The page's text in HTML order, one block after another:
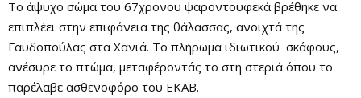
Το άψυχο σώμα του 67χρονου ψαροντουφεκά βρέθηκε να
επιπλέει στην επιφάνεια της θάλασσας, ανοιχτά της
Γαυδοπούλας στα Χανιά. Το πλήρωμα ιδιωτικού σκάφους,
ανέσυρε το πτώμα, μεταφέροντάς το στη στεριά όπου το
παρέλαβε ασθενοφόρο του ΕΚΑΒ.